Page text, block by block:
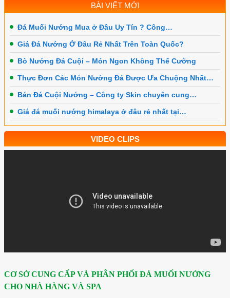
BÀI VIẾT MỚI
Đá Muối Nướng Mua ở Đâu Uy Tín ? Công…
Giá Đá Nướng Ở Đâu Rẻ Nhất Trên Toàn Quốc?
Bò Nướng Đá Cuội – Món Ngon Không Thể Cưỡng
Thực Đơn Các Món Nướng Đá Được Ưa Chuộng Nhất…
Bán Đá Cuội Nướng – Công ty Skin chuyên cung…
Giá đá muối nướng himalaya ở đâu rẻ nhất tại…
VIDEO CLIPS
CƠ SỞ CUNG CẤP VÀ PHÂN PHỐI ĐÁ MUỐI NƯỚNG
CHO NHÀ HÀNG VÀ SPA